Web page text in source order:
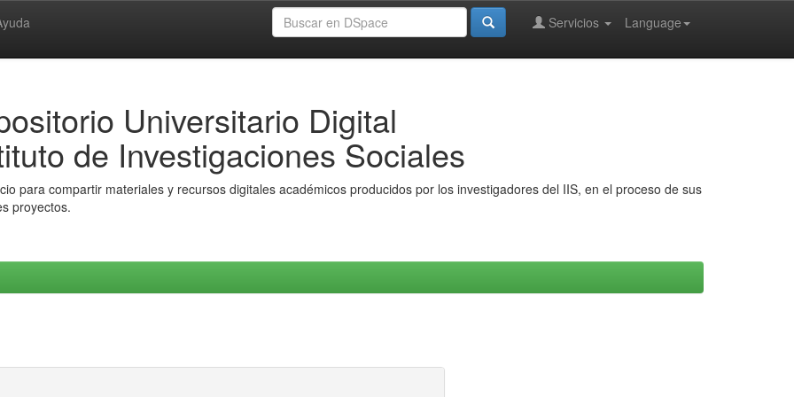
Language
Servicios
Universitario Digital
de Investigaciones Sociales
para compartir materiales y recursos digitales académicos producidos por los investigadores del IIS, en el proceso de sus
proyectos.